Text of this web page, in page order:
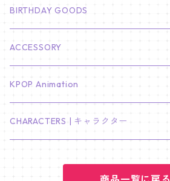
HYUNBIN
PARK BO GUM
JIN
J-HOPE
SEVENTEEN
S.COUPS
ジョンハン
Stray Kids
バンチャン
リノ
TXT
ヨンジュン
ENHYPEN
壁掛けカレンダー
ミニ壁掛けカレンダー
フォトカードセット(60枚入り)
韓国語単語カード
プレミアム写真集
ステッカー&粘着メモ紙セット
LIGHT STICK
Light Stick Pouch
BT21
Stray Kids
MANIAC ENCORE
SKZOO
BIRTHDAY GOODS
01/01 WINTER
01/16 SEUNGKWAN
02/01 DOYOUNG
ACCESSORY
PIERCE
EARRING
KPOP Animation
KPop Demon Hunters
CHARACTERS | キャラクター